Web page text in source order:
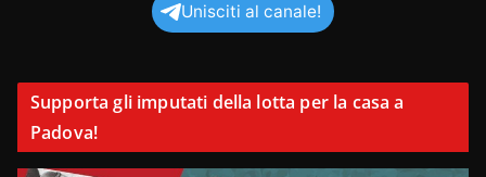
Unisciti al canale!
Supporta gli imputati della lotta per la casa a
Padova!